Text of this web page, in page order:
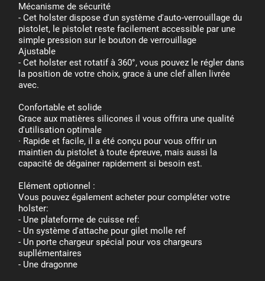
Mécanisme de sécurité
- Cet holster dispose d'un système d'auto-verrouillage du
pistolet, le pistolet reste facilement accessible par une
simple pression sur le bouton de verrouillage
Ajustable
- Cet holster est rotatif à 360°, vous pouvez le régler dans
la position de votre choix, grace à une clef allen livrée
avec.
Confortable et solide
Grace aux matières silicones il vous offrira une qualité
d'utilisation optimale
· Rapide et facile, il a été conçu pour vous offrir un
maintien du pistolet à toute épreuve, mais aussi la
capacité de dégainer rapidement si besoin est.
Elément optionnel :
Vous pouvez également acheter pour compléter votre
holster:
- Une plateforme de cuisse ref:
- Un système d'attache pour gilet molle ref
- Un porte chargeur spécial pour vos chargeurs
supllémentaires
- Une dragonne